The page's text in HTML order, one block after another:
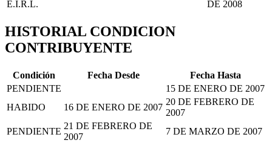
E.I.R.L.
DE 2008
HISTORIAL CONDICION
CONTRIBUYENTE
Condición Fecha Desde
Fecha Hasta
PENDIENTE
15 DE ENERO DE 2007
HABIDO
16 DE ENERO DE 2007
20 DE FEBRERO DE
2007
PENDIENTE
21 DE FEBRERO DE
2007
7 DE MARZO DE 2007